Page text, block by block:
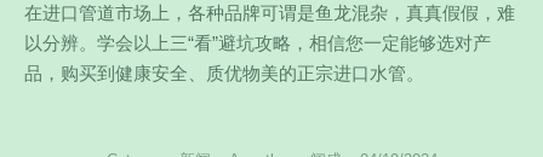
在进口管道市场上，各种品牌可谓是鱼龙混杂，真真假假，难
以分辨。学会以上三“看”避坑攻略，相信您一定能够选对产
品，购买到健康安全、质优物美的正宗进口水管。